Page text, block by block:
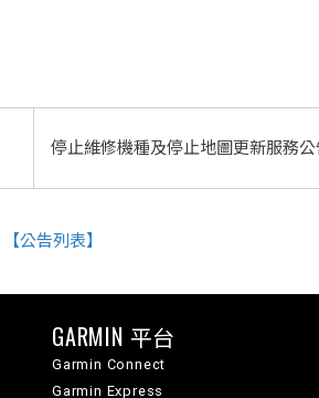
停止維修機種及停止地圖更新服務公
公告列表】
GARMIN 平台
Garmin Connect
Garmin Express